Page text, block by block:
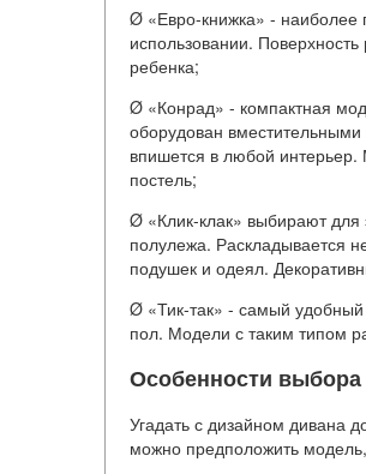
Ø «Евро-книжка» - наиболее
использовании.
ребенка;
Ø «Конрад» - компактная
оборудован
впишется в любой интерьер.
постель;
Ø «Клик-клак» выбирают для
полулежа. Раскладывается
подушек и одеял.
Ø «Тик-так» - самый
пол. Модели с таким типом
Особенности выбора
Угадать с дизайном дивана
можно предположить